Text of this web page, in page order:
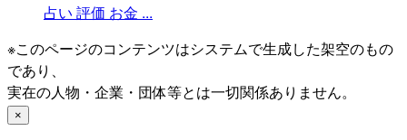
占い 評価 お金 ...
※このページのコンテンツはシステムで生成した架空のもの
であり、
実在の人物・企業・団体等とは一切関係ありません。
×